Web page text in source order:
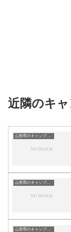
近隣のキ
山形県のキャンプ場一覧
山形県のキャンプ場一覧
山形県のキャンプ場一覧